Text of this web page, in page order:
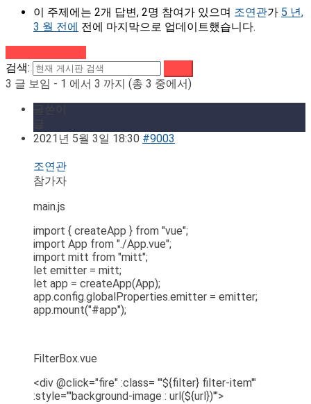
이 주제에는 2개 답변, 2명 참여가 있으며 조연관가 5 년,
3 월 전에 전에 마지막으로 업데이트했습니다.
검색:
3 글 보임 - 1 에서 3 까지 (총 3 중에서)
2021년 5월 3일 18:30 #9003
조연관
참가자
main.js
import { createApp } from "vue";
import App from "./App.vue";
import mitt from "mitt";
let emitter = mitt;
let app = createApp(App);
app.config.globalProperties.emitter = emitter;
app.mount("#app");
FilterBox.vue
<div @click="fire" :class= "'${filter} filter-item'"
:style="'background-image : url(${url})'">